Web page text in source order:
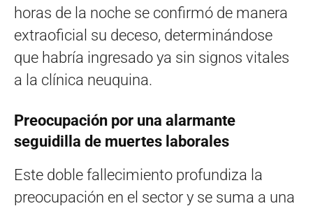
horas de la noche se confirmó de manera
extraoficial su deceso, determinándose
que habría ingresado ya sin signos vitales
a la clínica neuquina.
Preocupación por una alarmante
seguidilla de muertes laborales
Este doble fallecimiento profundiza la
preocupación en el sector y se suma a una